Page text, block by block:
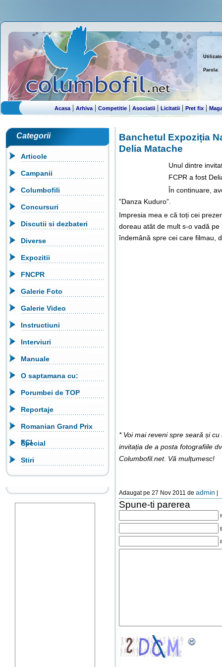
Parola:
Acasa| Arhiva|Competitie| Asociatii | Licitatii |Pret fix |
Categorii
Articole
Campanii
Columbofili
Concursuri
Discutii si dezbateri
Diverse
Expozitii
FNCPR
Galerie Foto
Galerie Video
Instructiuni
Interviuri
Manuale
O saptamana cu:
Porumbei de TOP
Reportaje
Romanian Grand Prix
FCI
Special
Stiri
Banchetul Expoziția
Delia Matache
Unul dintre
FCPR a fost
În continuare,
”Danza Kuduro”.
Impresia mea e că toți cei
doreau atât de mult s-o vadă
îndemână spre cei care filmau,
* Voi mai reveni spre seară și
invitația de a posta fotografiile
Columbofil.net. Vă mulțumesc!
Adaugat pe 27 Nov 2011 de admin |
Spune-ti parerea